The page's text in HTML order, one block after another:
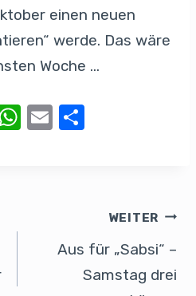
einen neuen
werde. Das wäre
Woche …
W E
WEITER
Aus für „Sabsi“ –
Samstag drei